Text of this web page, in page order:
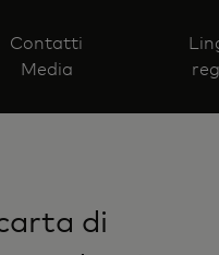
Contatti
Media
di